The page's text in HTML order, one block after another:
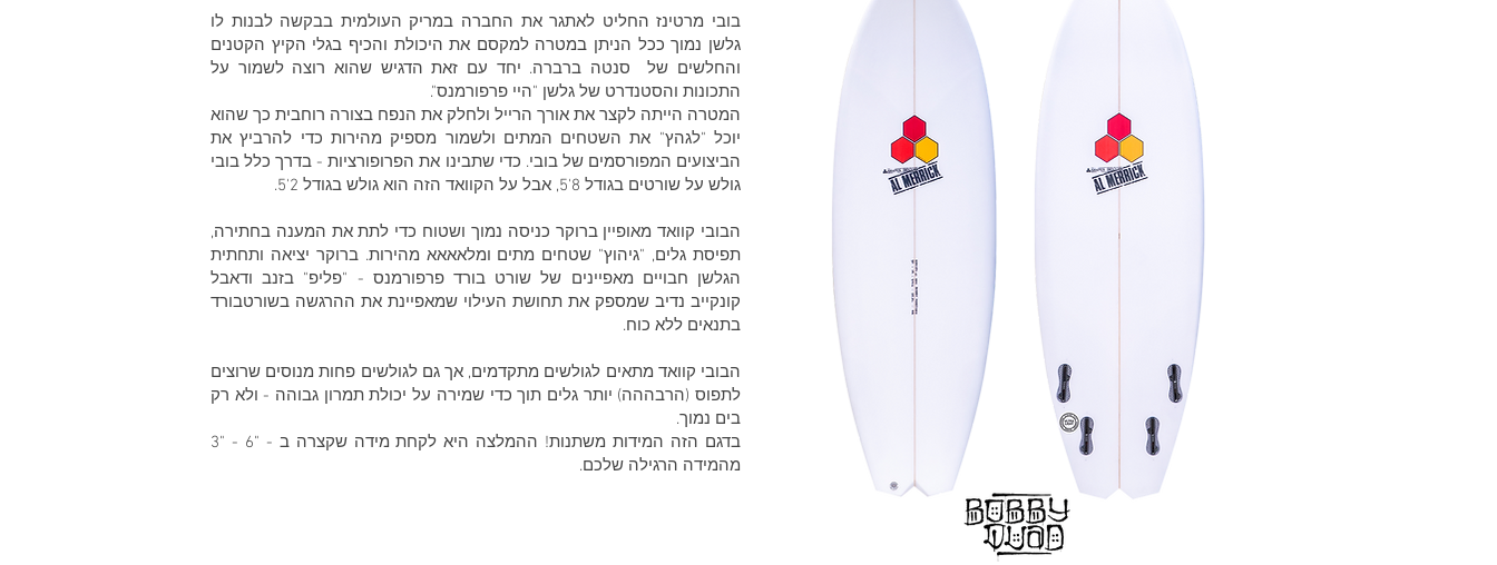
בובי מרטינז החליט לאתגר את החברה במריק העולמית בבקשה לבנות לו
גלשן נמוך ככל הניתן במטרה למקסם את היכולת והכיף בגלי הקיץ הקטנים
והחלשים של סנטה ברברה. יחד עם זאת הדגיש שהוא רוצה לשמור על
התכונות והסטנדרט של גלשן "היי פרפורמנס".
המטרה הייתה לקצר את אורך הרייל ולחלק את הנפח בצורה רוחבית כך שהוא
יוכל "לגהץ" את השטחים המתים ולשמור מספיק מהירות כדי להרביץ את
הביצועים המפורסמים של בובי. כדי שתבינו את הפרופורציות - בדרך כלל בובי
גולש על שורטים בגודל 8'5, אבל על הקוואד הזה הוא גולש בגודל 2'5.
הבובי קוואד מאופיין ברוקר כניסה נמוך ושטוח כדי לתת את המענה בחתירה,
תפיסת גלים, "גיהוץ" שטחים מתים ומלאאאא מהירות. ברוקר יציאה ותחתית
הגלשן חבויים מאפיינים של שורט בורד פרפורמנס - "פליפ" בזנב ודאבל
קונקייב נדיב שמספק את תחושת העילוי שמאפיינת את ההרגשה בשורטבורד
בתנאים ללא כוח.
הבובי קוואד מתאים לגולשים מתקדמים, אך גם לגולשים פחות מנוסים שרוצים
לתפוס (הרבההה) יותר גלים תוך כדי שמירה על יכולת תמרון גבוהה - ולא רק
בים נמוך.
בדגם הזה המידות משתנות! ההמלצה היא לקחת מידה ש
קצרה ב - "6 - "3
מהמידה הרגילה שלכם.